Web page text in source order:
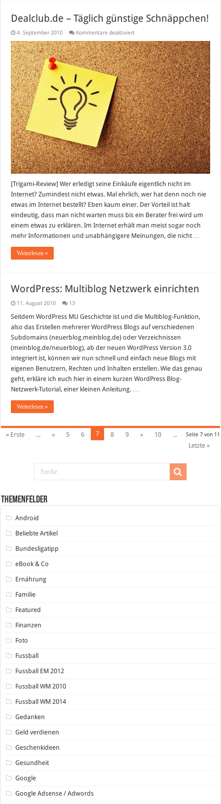
Dealclub.de – Täglich günstige Schnäppchen!
4. September 2010 Kommentare deaktiviertfür
–
Täglich
günstige
Schnäppchen!
[Trigami-Review] Wer erledigt seine Einkäufe eigentlich nicht im
Internet? Zumindest nicht etwas. Mal ehrlich, wer hat denn noch nie
etwas im Internet bestellt? Eben kaum einer. Der Vorteil ist halt
eindeutig, dass man nicht warten muss bis ein Berater frei wird um
einem etwas zu erklären. Im Internet erhält man meist sogar noch
mehr Informationen und unabhängigere Meinungen, die nicht …
Weiterlesen »
WordPress: Multiblog Netzwerk einrichten
11. August 2010 13
Seitdem WordPress MU Geschichte ist und die Multiblog-Funktion,
also das Erstellen mehrerer WordPress Blogs auf verschiedenen
Subdomains (neuerblog.meinblog.de) oder Verzeichnissen
(meinblog.de/neuerblog), ab der neuen WordPress Version 3.0
integriert ist, können wir nun schnell und einfach neue Blogs mit
eigenen Benutzern, Rechten und Inhalten erstellen. Wie das genau
geht, erkläre ich euch hier in einem kurzen WordPress Blog-
Netzwerk-Tutorial, einer kleinen Anleitung. …
Weiterlesen »
Seite 7 von 11
« Erste ... « 5 6 7 8 9 » 10
...
Letzte »
Themenfelder
Android
Beliebte Artikel
Bundesligatipp
eBook & Co
Ernährung
Familie
Featured
Finanzen
Foto
Fussball
Fussball EM 2012
Fussball WM 2010
Fussball WM 2014
Gedanken
Geld verdienen
Geschenkideen
Gesundheit
Google
Google Adsense / Adwords